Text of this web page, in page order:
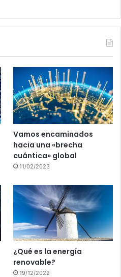
Vamos encaminados
hacia una «brecha
cuántica» global
11/02/2023
¿Qué es la energía
renovable?
19/12/2022